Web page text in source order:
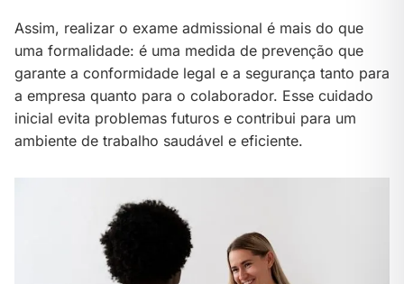
Assim, realizar o exame admissional é mais do que
uma formalidade: é uma medida de prevenção que
garante a conformidade legal e a segurança tanto para
a empresa quanto para o colaborador. Esse cuidado
inicial evita problemas futuros e contribui para um
ambiente de trabalho saudável e eficiente.